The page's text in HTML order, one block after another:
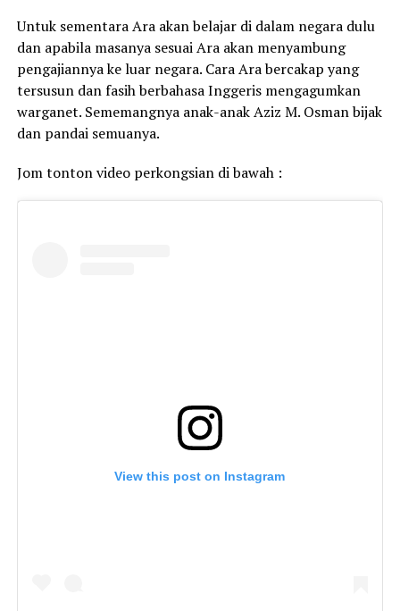
Untuk sementara Ara akan belajar di dalam negara dulu
dan apabila masanya sesuai Ara akan menyambung
pengajiannya ke luar negara. Cara Ara bercakap yang
tersusun dan fasih berbahasa Inggeris mengagumkan
warganet. Sememangnya anak-anak Aziz M. Osman bijak
dan pandai semuanya.
Jom tonton video perkongsian di bawah :
View this post on Instagram